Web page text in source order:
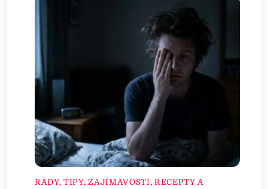
RADY, TIPY, ZAJÍMAVOSTI, RECEPTY A